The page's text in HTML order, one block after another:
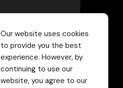
Our website uses cookies
to provide you the best
experience. However, by
continuing to use our
website, you agree to our